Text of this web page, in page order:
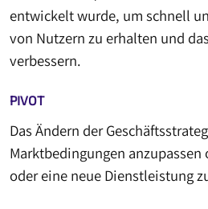
entwickelt wurde, um schnell
von Nutzern zu erhalten und
verbessern.
PIVOT
Das Ändern der
Marktbedingungen
oder eine neue Dienstleistung